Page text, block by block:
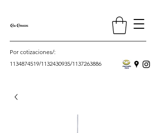
Por cotizaciones/:
1134874519/1132430935/1137263886